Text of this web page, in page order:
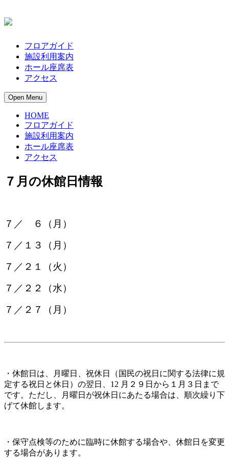
フロアガイド
施設利用案内
ホール座席表
アクセス
Open Menu
HOME
フロアガイド
施設利用案内
ホール座席表
アクセス
７月の休館日情報
７／ ６（月）
７／１３（月）
７／２１（火）
７／２２（水）
７／２７（月）
・休館日は、月曜日、祝休日（国民の祝日に関する法律に規
定する祝日と休日）の翌日、12 月２９日から１月３日まで
です。ただし、月曜日が祝休日にあたる場合は、順次繰り下
げて休館します。
・保守点検等のために臨時に休館する場合や、休館日を変更
する場合があります。